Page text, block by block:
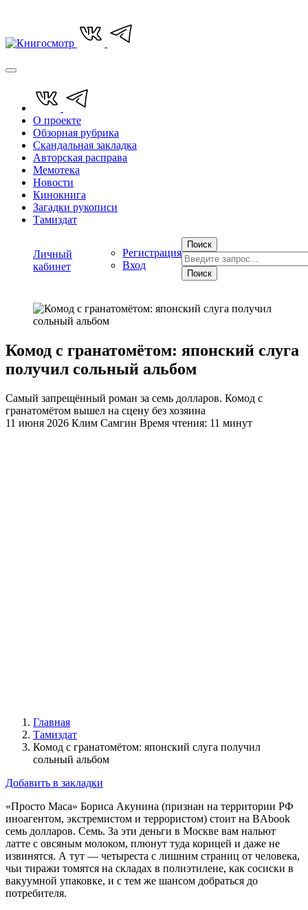
О проекте
Обзорная рубрика
Скандальная закладка
Авторская расправа
Мемотека
Новости
Кинокнига
Загадки рукописи
Тамиздат
Личный
кабинет
Регистрация
Вход
Поиск
Поиск
Комод с гранатомётом: японский слуга
получил сольный альбом
Самый запрещённый роман за семь долларов. Комод с
гранатомётом вышел на сцену без хозяина
11 июня 2026 Клим Самгин Время чтения: 11 минут
Главная
Тамиздат
Комод с гранатомётом: японский слуга получил
сольный альбом
Добавить в закладки
«Просто Маса» Бориса Акунина (признан на территории РФ
иноагентом, экстремистом и террористом) стоит на BAbook
семь долларов. Семь. За эти деньги в Москве вам нальют
латте с овсяным молоком, плюнут туда корицей и даже не
извинятся. А тут — четыреста с лишним страниц от человека,
чьи тиражи томятся на складах в полиэтилене, как сосиски в
вакуумной упаковке, и с тем же шансом добраться до
потребителя.